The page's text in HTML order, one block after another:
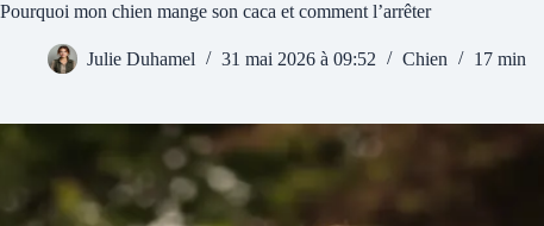
Pourquoi mon chien mange son caca et comment l’arrêter
Julie Duhamel 31 mai 2026 à 09:52 Chien 17 min